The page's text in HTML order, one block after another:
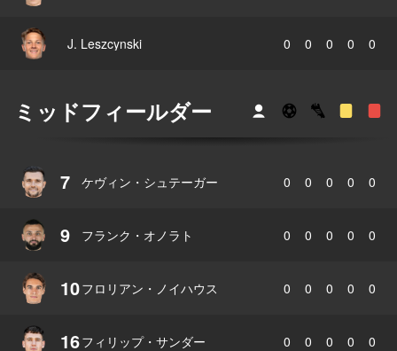
J. Leszcynski 0 0 0 0 0
ミッドフィールダー
7 ケヴィン・シュテーガー 0 0 0 0 0
9 フランク・オノラト 0 0 0 0 0
10フロリアン・ノイハウス 0 0 0 0 0
16フィリップ・サンダー 0 0 0 0 0